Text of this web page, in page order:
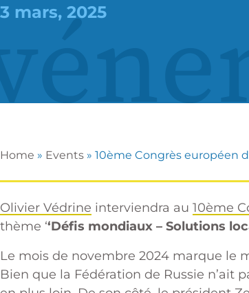
3 mars, 2025
Home » Events » 10ème Congrès européen
Olivier Védrine interviendra au 10ème
thème ‘‘Défis mondiaux – Solutions
Le mois de novembre 2024 marque le
Bien que la Fédération de Russie n’ait